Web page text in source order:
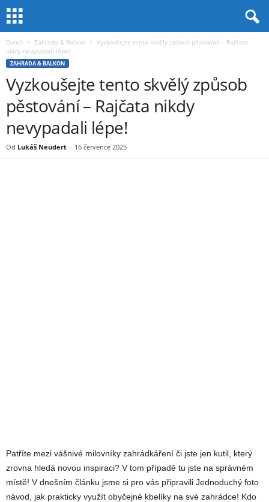
Domů Zahrada & Balkon
Vyzkoušejte tento skvělý způsob pěstování – Rajčata
nikdy nevypadali lépe!
ZAHRADA & BALKON
Vyzkoušejte tento skvělý způsob
pěstování – Rajčata nikdy
nevypadali lépe!
Od Lukáš Neudert - 16 července 2025
Patříte mezi vášnivé milovníky zahrádkáření či jste jen kutil, který
zrovna hledá novou inspiraci? V tom případě tu jste na správném
místě! V dnešním článku jsme si pro vás připravili Jednoduchý foto
návod, jak prakticky využít obyčejné kbelíky na své zahrádce! Kdo